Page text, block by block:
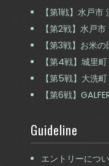
【第1戦】水戸
【第2戦】水戸
【第3戦】お米
【第4戦】城里
【第5戦】大洗
【第6戦】
Guideline
エントリーにつ